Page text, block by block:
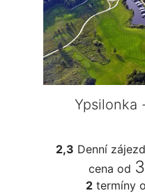
Ypsilonka
2,3 Denní zájezd
cena od
2termíny